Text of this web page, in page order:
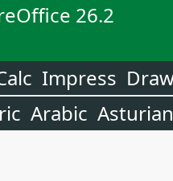
26.2
Impress
Arabic Asturian